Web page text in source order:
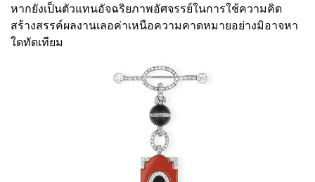
หากยังเป็นตัวแทนอัจฉริยภาพอัศจรรย์ในการใช้ความคิด
สร้างสรรค์ผลงานเลอค่าเหนือความคาดหมายอย่างมิอาจหา
ใดทัดเทียม